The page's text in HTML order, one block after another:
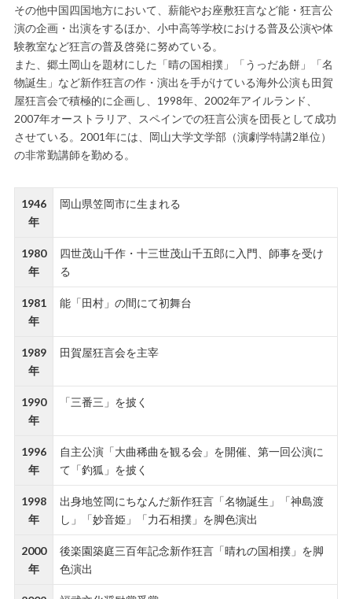
その他中国四国地方において、薪能やお座敷狂言など能・狂言公
演の企画・出演をするほか、小中高等学校における普及公演や体
験教室など狂言の普及啓発に努めている。
また、郷土岡山を題材にした「晴の国相撲」「うっだあ餅」「名
物誕生」など新作狂言の作・演出を手がけている海外公演も田賀
屋狂言会で積極的に企画し、1998年、2002年アイルランド、
2007年オーストラリア、スペインでの狂言公演を団長として成功
させている。2001年には、岡山大学文学部（演劇学特講2単位）
の非常勤講師を勤める。
1946
年
岡山県笠岡市に生まれる
1980
年
四世茂山千作・十三世茂山千五郎に入門、師事を受け
る
1981
年
能「田村」の間にて初舞台
1989
年
田賀屋狂言会を主宰
1990
年
「三番三」を披く
1996
年
自主公演「大曲稀曲を観る会」を開催、第一回公演に
て「釣狐」を披く
1998
年
出身地笠岡にちなんだ新作狂言「名物誕生」「神島渡
し」「妙音姫」「力石相撲」を脚色演出
2000
年
後楽園築庭三百年記念新作狂言「晴れの国相撲」を脚
色演出